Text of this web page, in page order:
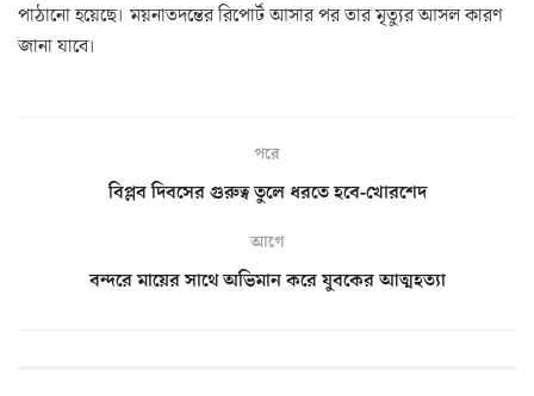
পাঠানো হয়েছে। ময়নাতদন্তের রিপোর্ট আসার পর তার মৃত্যুর আসল কারণ
জানা যাবে।
পরে
বিপ্লব দিবসের গুরুত্ব তুলে ধরতে হবে-খোরশেদ
আগে
বন্দরে মায়ের সাথে অভিমান করে যুবকের আত্মহত্যা